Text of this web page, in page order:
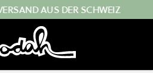
AUS DER SCHWEIZ